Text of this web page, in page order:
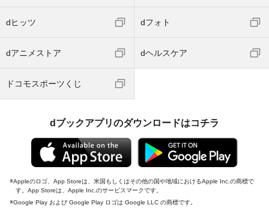
dヒッツ dフォト
dアニメストア dヘルスケア
ドコモスポーツくじ
dブックアプリのダウンロードはコチラ
Appleのロゴ、App Storeは、米国もしくはその他の国や地域におけるApple Inc.の商標で
す。App Storeは、Apple Inc.のサービスマークです。
Google Play および Google Play ロゴは Google LLC の商標です。